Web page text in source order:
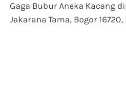
Gaga Bubur Aneka Kacang
Jakarana Tama, Bogor